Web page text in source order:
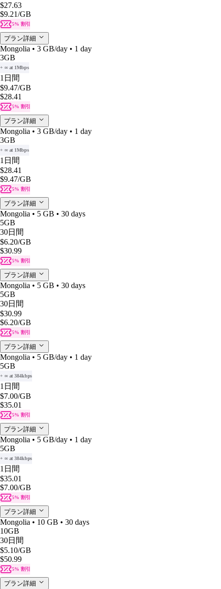
$27.63
$9.21/GB
5% 割引
プラン詳細
Mongolia • 3 GB/day • 1 day
3GB
+ ∞ at 1Mbps
1日間
$9.47/GB
$28.41
5% 割引
プラン詳細
Mongolia • 3 GB/day • 1 day
3GB
+ ∞ at 1Mbps
1日間
$28.41
$9.47/GB
5% 割引
プラン詳細
Mongolia • 5 GB • 30 days
5GB
30日間
$6.20/GB
$30.99
5% 割引
プラン詳細
Mongolia • 5 GB • 30 days
5GB
30日間
$30.99
$6.20/GB
5% 割引
プラン詳細
Mongolia • 5 GB/day • 1 day
5GB
+ ∞ at 384kbps
1日間
$7.00/GB
$35.01
5% 割引
プラン詳細
Mongolia • 5 GB/day • 1 day
5GB
+ ∞ at 384kbps
1日間
$35.01
$7.00/GB
5% 割引
プラン詳細
Mongolia • 10 GB • 30 days
10GB
30日間
$5.10/GB
$50.99
5% 割引
プラン詳細